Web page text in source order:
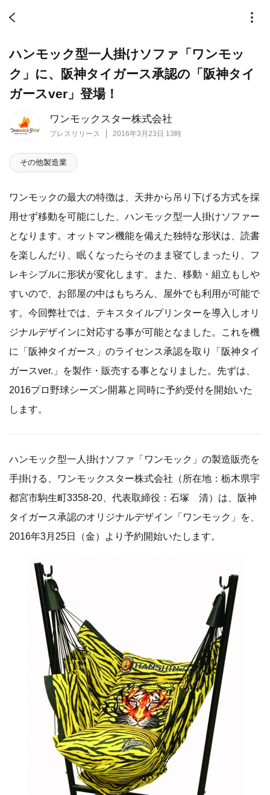
ワンモックスター株式会社
プレスリリース 2016年3月23日 13時
ハンモック型一人掛けソファ「ワンモッ
ク」に、阪神タイガース承認の「阪神タイ
ガースver」登場！
その他製造業
ワンモックの最大の特徴は、天井から吊り下げる方式を採
用せず移動を可能にした、ハンモック型一人掛けソファー
となります。オットマン機能を備えた独特な形状は、読書
を楽しんだり、眠くなったらそのまま寝てしまったり、フ
レキシブルに形状が変化します。また、移動・組立もしや
すいので、お部屋の中はもちろん、屋外でも利用が可能で
す。今回弊社では、テキスタイルプリンターを導入しオリ
ジナルデザインに対応する事が可能となました。これを機
に「阪神タイガース」のライセンス承認を取り「阪神タイ
ガースver.」を製作・販売する事となりました。先ずは、
2016プロ野球シーズン開幕と同時に予約受付を開始いた
します。
ハンモック型一人掛けソファ「ワンモック」の製造販売を
手掛ける、ワンモックスター株式会社（所在地：栃木県宇
都宮市駒生町3358-20、代表取締役：石塚 清）は、阪神
タイガース承認のオリジナルデザイン「ワンモック」を、
2016年3月25日（金）より予約開始いたします。